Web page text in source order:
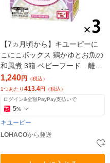
【7ヵ月頃から】キユーピーに
こにこボックス 鶏かゆとお魚の
和風煮 3箱 ベビーフード 離乳
食
1,240円
（税込）
1つあたり413.4円 （税込）
ログイン&全額PayPay支払いで
5%
キユーピー
LOHACOから発送